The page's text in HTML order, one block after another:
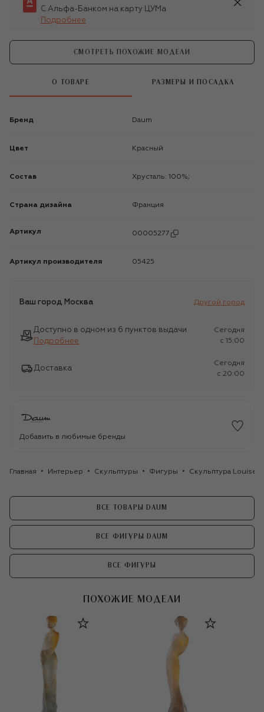
С Альфа-Банком на карту ЦУМа
Подробнее
СМОТРЕТЬ ПОХОЖИЕ МОДЕЛИ
О ТОВАРЕ РАЗМЕРЫ И ПОСАДКА
Бренд Daum
Цвет Красный
Состав Хрусталь: 100%;
Страна дизайна Франция
Артикул 00005277
Артикул производителя 05425
Ваш город Москва Другой город
Доступно в одном из 6 пунктов выдачи
Подробнее
Сегодня
c 15:00
Доставка
Сегодня
c 20:00
Добавить в любимые бренды
Главная Интерьер Скульптуры Фигуры Скульптура Louise
ВСЕ ТОВАРЫ DAUM
ВСЕ ФИГУРЫ DAUM
ВСЕ ФИГУРЫ
ПОХОЖИЕ МОДЕЛИ